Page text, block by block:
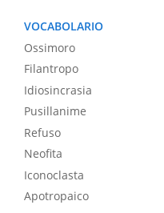
VOCABOLARIO
Ossimoro
Filantropo
Idiosincrasia
Pusillanime
Refuso
Neofita
Iconoclasta
Apotropaico